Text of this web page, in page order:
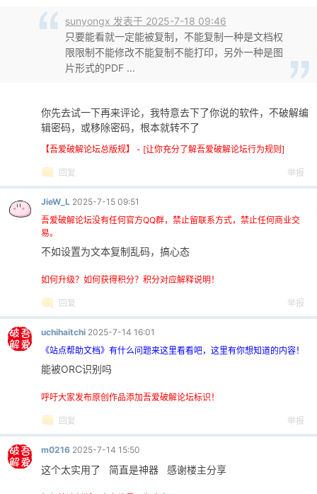
sunyongx 发表于 2025-7-18 09:46
只要能看就一定能被复制，不能复制一种是文档权
限限制不能修改不能复制不能打印，另外一种是图
片形式的PDF ...
你先去试一下再来评论，我特意去下了你说的软件，不破解编
辑密码，或移除密码，根本就转不了
【吾爱破解论坛总版规】 - [让你充分了解吾爱破解论坛行为规则]
回复 举报
JieW_L 2025-7-15 09:51
吾爱破解论坛没有任何官方QQ群，禁止留联系方式，禁止任何商业交
易。
不如设置为文本复制乱码，搞心态
如何升级？如何获得积分？积分对应解释说明！
回复 举报
uchihaitchi 2025-7-14 16:01
《站点帮助文档》有什么问题来这里看看吧，这里有你想知道的内容！
能被ORC识别吗
呼吁大家发布原创作品添加吾爱破解论坛标识！
回复 举报
m0216 2025-7-14 15:50
这个太实用了 简直是神器 感谢楼主分享